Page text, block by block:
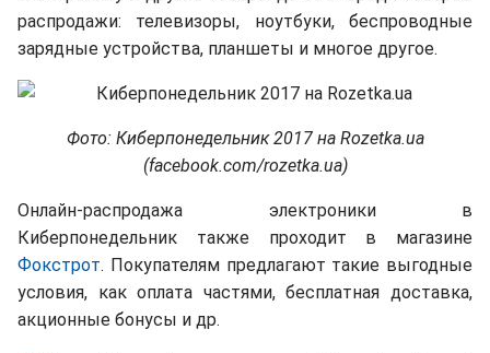
распродажи: телевизоры, ноутбуки, беспроводные
зарядные устройства, планшеты и многое другое.
Фото: Киберпонедельник 2017 на Rozetka.ua
(facebook.com/rozetka.ua)
Онлайн-распродажа электроники в
Киберпонедельник также проходит в магазине
Фокстрот. Покупателям предлагают такие выгодные
условия, как оплата частями, бесплатная доставка,
акционные бонусы и др.